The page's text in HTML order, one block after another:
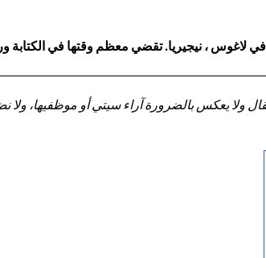
في لاغوس ، نيجيريا. تقضي معظم وقتها في الكتابة
يعكس بالضرورة آراء سيتي أو موظفيها، ولا